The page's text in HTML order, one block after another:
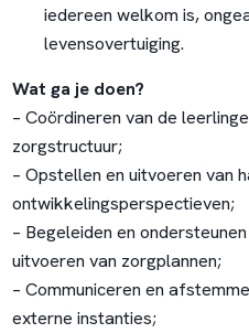
iedereen welkom is,
levensovertuiging.
Wat ga je doen?
– Coördineren van de
zorgstructuur;
– Opstellen en uitvoeren van
ontwikkelingsperspectieven;
– Begeleiden en
uitvoeren van zorgplannen;
– Communiceren en
externe instanties;